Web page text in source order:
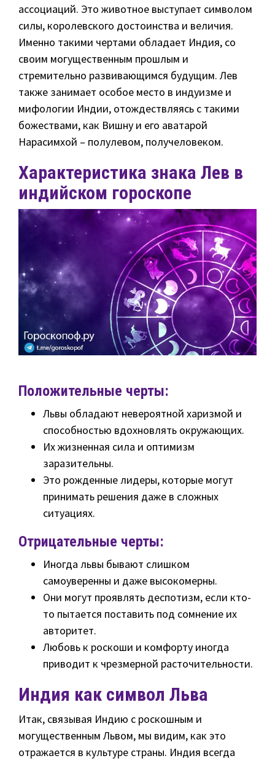
ассоциаций. Это животное выступает символом
силы, королевского достоинства и величия.
Именно такими чертами обладает Индия, со
своим могущественным прошлым и
стремительно развивающимся будущим. Лев
также занимает особое место в индуизме и
мифологии Индии, отождествляясь с такими
божествами, как Вишну и его аватарой
Нарасимхой – полулевом, получеловеком.
Характеристика знака Лев в
индийском гороскопе
Положительные черты:
Львы обладают невероятной харизмой и
способностью вдохновлять окружающих.
Их жизненная сила и оптимизм
заразительны.
Это рожденные лидеры, которые могут
принимать решения даже в сложных
ситуациях.
Отрицательные черты:
Иногда львы бывают слишком
самоуверенны и даже высокомерны.
Они могут проявлять деспотизм, если кто-
то пытается поставить под сомнение их
авторитет.
Любовь к роскоши и комфорту иногда
приводит к чрезмерной расточительности.
Индия как символ Льва
Итак, связывая Индию с роскошным и
могущественным Львом, мы видим, как это
отражается в культуре страны. Индия всегда